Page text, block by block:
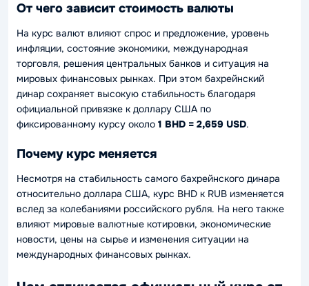
От чего зависит стоимость валюты
На курс валют влияют спрос и предложение, уровень
инфляции, состояние экономики, международная
торговля, решения центральных банков и ситуация на
мировых финансовых рынках. При этом бахрейнский
динар сохраняет высокую стабильность благодаря
официальной привязке к доллару США по
фиксированному курсу около 1 BHD = 2,659 USD.
Почему курс меняется
Несмотря на стабильность самого бахрейнского динара
относительно доллара США, курс BHD к RUB изменяется
вслед за колебаниями российского рубля. На него также
влияют мировые валютные котировки, экономические
новости, цены на сырье и изменения ситуации на
международных финансовых рынках.